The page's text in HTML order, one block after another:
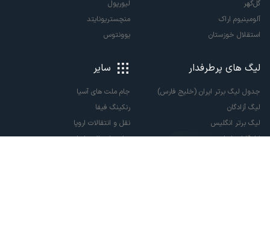
گل‌گهر
آلومینیوم اراک
استقلال خوزستان
لیورپول
منچستریونایتد
یوونتوس
لیگ های پرطرفدار
جدول لیگ برتر ایران (خلیج فارس)
لیگ آزادگان
لیگ برتر انگلیس
لالیگا اسپانیا
سایر
جام ملت های آسیا
رنکینگ فیفا
نقل و انتقالات اروپا
نقل و انتقالات ایران